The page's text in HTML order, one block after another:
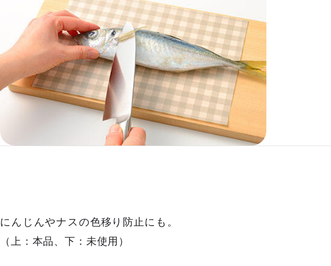
にんじんやナスの色移り防止にも。
（上：本品、下：未使用）